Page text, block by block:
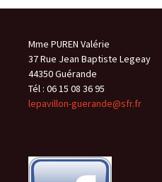
Mme PUREN Valérie
37 Rue Jean Baptiste Legeay
44350 Guérande
Tél : 06 15 08 36 95
lepavillon-guerande@sfr.fr